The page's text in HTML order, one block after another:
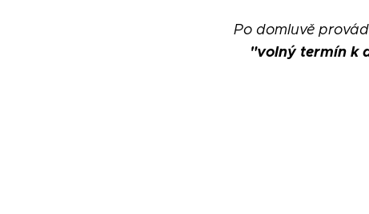
Po domluvě
"volný termín k